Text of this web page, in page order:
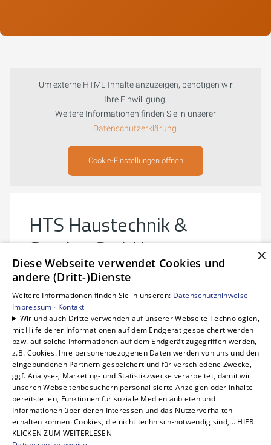
Um externe HTML-Inhalte anzuzeigen, benötigen wir
Ihre Einwilligung.
Weitere Informationen finden Sie in unserer
Datenschutzerklärung.
Cookie-Einstellungen öffnen
Um externe Karten-Inhalte anzuzeigen, benötigen wir
Ihre Einwilligung.
Cookie-Einstellungen öffnen
HTS Haustechnik &
Service GmbH
Behringstr. 26
01159 Dresden
Tel:
0351 416650
E-Mail:
info@hts-dresden.de
Geschäftszeiten
Mo: 07:00 - 16:00 Uhr
Di-Do: 07:00 - 18:00 Uhr
Fr: 07:30 - 13:00 Uhr
Kontakt aufnehmen
×
Diese Webseite verwendet Cookies und
andere (Dritt-)Dienste
Weitere Informationen finden Sie in unseren: Datenschutzhinweise
Impressum · Kontakt
Wir und auch Dritte verwenden auf unserer Webseite Technologien,
mit Hilfe derer Informationen auf dem Endgerät gespeichert werden
bzw. auf solche Informationen auf dem Endgerät zugegriffen werden,
z.B. Cookies. Ihre personenbezogenen Daten werden von uns und den
eingebundenen Partnern gespeichert und für verschiedene Zwecke,
ggf. Analyse-, Marketing- und Statistikzwecke verarbeitet, damit wir
unseren Webseitenbesuchern personalisierte Anzeigen oder Inhalte
bereitstellen, Funktionen für soziale Medien anbieten und
Informationen über deren Interessen und das Nutzerverhalten
erhalten können. Cookies, die nicht technisch-notwendig sind,... HIER
KLICKEN ZUM WEITERLESEN